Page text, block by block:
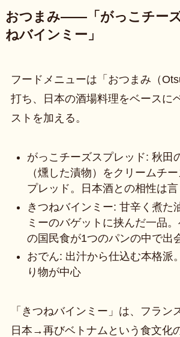
おつまみ——「がっこチー
ねバインミー」
フードメニューは「おつまみ（
打ち、日本の酒場料理をベースに
ストを加える。
がっこチーズスプレッド: 秋田
（燻した漬物）をクリームチ
プレッド。日本酒との相性は
きつねバインミー: 甘辛く煮た
ミーのバゲットに挟んだ一品
の国民食が1つのパンの中で出
おでん: 出汁から仕込む本格派
り物が中心
「きつねバインミー」は、フラ
日本→再びベトナムという食文化